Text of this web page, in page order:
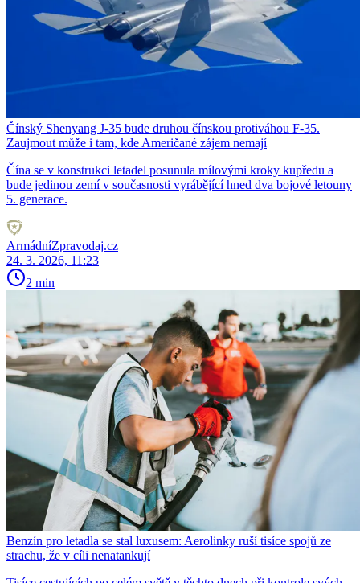
Čínský Shenyang J-35 bude druhou čínskou protiváhou F-35.
Zaujmout může i tam, kde Američané zájem nemají
Čína se v konstrukci letadel posunula mílovými kroky kupředu a
bude jedinou zemí v současnosti vyrábějící hned dva bojové letouny
5. generace.
ArmádníZpravodaj.cz
24. 3. 2026, 11:23
2 min
Benzín pro letadla se stal luxusem: Aerolinky ruší tisíce spojů ze
strachu, že v cíli nenatankují